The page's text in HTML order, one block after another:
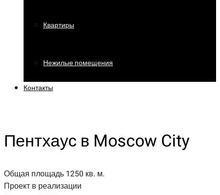
Квартиры
Нежилые помещения
Контакты
Пентхаус в Moscow City
Общая площадь 1250 кв. м.
Проект в реализации